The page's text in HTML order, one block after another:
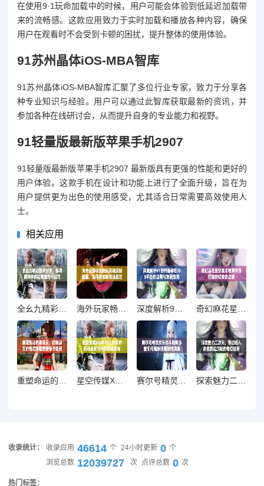
在使用9·1玩命加载中的时候，用户可能会体验到低延迟加载带
来的流畅感。这款应用致力于实时加载和播放各种内容，确保
用户在观看时不会受到卡顿的困扰，提升整体的使用体验。
91苏州晶体iOS-MBA智库
91苏州晶体iOS-MBA智库汇聚了多位行业专家，致力于分享各
种专业知识与经验。用户可以通过此智库获取最新的资讯，并
参加各种在线研讨会，从而提升自身的专业能力和视野。
91轻量版最新版苹果手机2907
91轻量版最新版苹果手机2907 最新版具有更强的性能和更好的
用户体验。这款手机在设计和功能上进行了全面升级，旨在为
用户提供更为出色的使用感受，尤其适合日常需要高效使用人
士。
相关应用
重塑命运的单身汉：拯救诸天的奇幻旅程最新章节免费阅读 星空传媒XK8015王拉拉的职场成长与升职历程揭秘 赛尔号精灵欢乐谷斗战神珍宝阁元魂珠使用攻略详解 探索魅力二次元，带你进入角色养成游戏的奇幻世界
收录统计： 收录应用 46614 个 24小时更新 0 个
浏览总数 12039727 次 点评总数 0 次
热门标签：